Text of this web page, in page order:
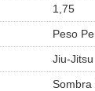
1,75
Peso
Jiu-Jitsu
Sombra